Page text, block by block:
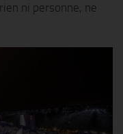
ni personne, ne